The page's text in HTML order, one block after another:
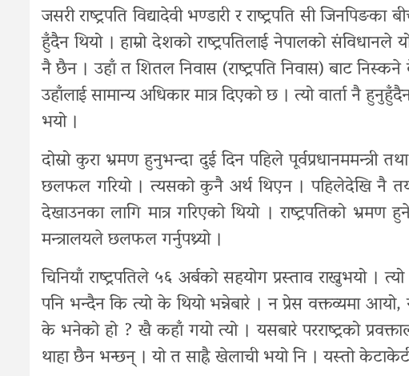
जसरी राष्ट्रपति विद्यादेवी भण्डारी र राष्ट्रपति सी
हुँदैन थियो । हाम्रो देशको राष्ट्रपतिलाई नेपालको
नै छैन । उहाँ त शितल निवास (राष्ट्रपति निवास) बाट निस्कने
उहाँलाई सामान्य अधिकार मात्र दिएको छ । त्यो वार्ता नै
भयो ।
दोस्रो कुरा भ्रमण हुनुभन्दा दुई दिन पहिले
छलफल गरियो । त्यसको कुनै अर्थ थिएन । पहिलेदेखि नै
देखाउनका लागि मात्र गरिएको थियो । राष्ट्रपतिको भ्रमण
मन्त्रालयले छलफल गर्नुपथ्र्यो ।
चिनियाँ राष्ट्रपतिले ५६ अर्बको सहयोग प्रस्ताव राख्नुभयो ।
पनि भन्दैन कि त्यो के थियो भन्नेबारे । न प्रेस वक्तव्यमा
के भनेको हो ? खै कहाँ गयो त्यो । यसबारे परराष्ट्रको
थाहा छैन भन्छन् । यो त साह्रै खेलाची भयो नि । यस्तो